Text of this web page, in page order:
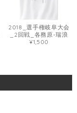
2018_選手権岐阜大会
_2回戦_各務原-瑞浪
¥1,500